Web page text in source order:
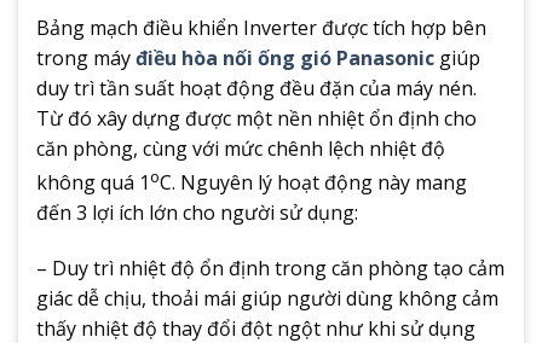
Bảng mạch điều khiển Inverter được tích hợp bên
trong máyđiều hòa nối ống gió Panasonic giúp
duy trì tần suất hoạt động đều đặn của máy nén.
Từ đó xây dựng được một nền nhiệt ổn định cho
căn phòng, cùng với mức chênh lệch nhiệt độ
không quá 1oC. Nguyên lý hoạt động này mang
đến 3 lợi ích lớn cho người sử dụng:
– Duy trì nhiệt độ ổn định trong căn phòng tạo cảm
giác dễ chịu, thoải mái giúp người dùng không cảm
thấy nhiệt độ thay đổi đột ngột như khi sử dụng